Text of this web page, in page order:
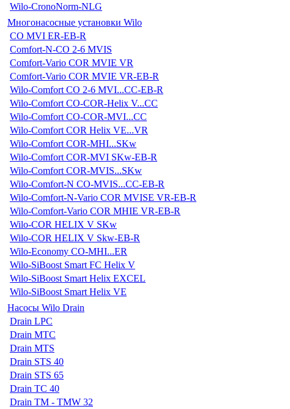
Wilo-CronoNorm-NLG
Многонасосные установки Wilo
CO MVI ER-EB-R
Comfort-N-CO 2-6 MVIS
Comfort-Vario COR MVIE VR
Comfort-Vario COR MVIE VR-EB-R
Wilo-Comfort CO 2-6 MVI...CC-EB-R
Wilo-Comfort CO-COR-Helix V...CC
Wilo-Comfort CO-COR-MVI...CC
Wilo-Comfort COR Helix VE...VR
Wilo-Comfort COR-MHI...SKw
Wilo-Comfort COR-MVI SKw-EB-R
Wilo-Comfort COR-MVIS...SKw
Wilo-Comfort-N CO-MVIS...CC-EB-R
Wilo-Comfort-N-Vario COR MVISE VR-EB-R
Wilo-Comfort-Vario COR MHIE VR-EB-R
Wilo-COR HELIX V SKw
Wilo-COR HELIX V Skw-EB-R
Wilo-Economy CO-MHI...ER
Wilo-SiBoost Smart FC Helix V
Wilo-SiBoost Smart Helix EXCEL
Wilo-SiBoost Smart Helix VE
Насосы Wilo Drain
Drain LPC
Drain MTC
Drain MTS
Drain STS 40
Drain STS 65
Drain TC 40
Drain TM - TMW 32